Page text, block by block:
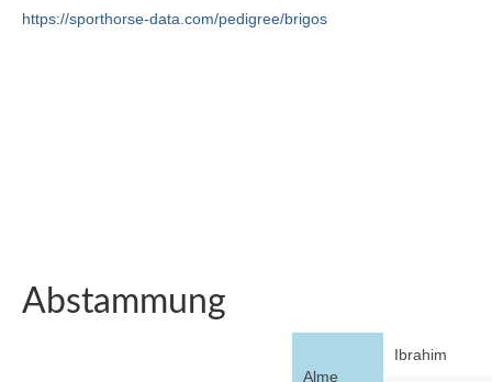
https://sporthorse-data.com/pedigree/brigos
Abstammung
Alme
Ibrahim